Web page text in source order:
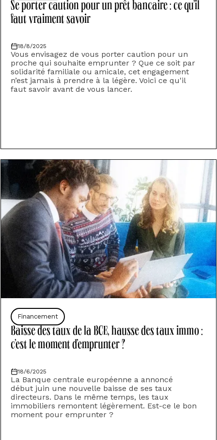
Se porter caution pour un prêt bancaire : ce qu’il
faut vraiment savoir
18/8/2025
Vous envisagez de vous porter caution pour un
proche qui souhaite emprunter ? Que ce soit par
solidarité familiale ou amicale, cet engagement
n’est jamais à prendre à la légère. Voici ce qu'il
faut savoir avant de vous lancer.
Financement
Baisse des taux de la BCE, hausse des taux immo :
c’est le moment d’emprunter ?
18/6/2025
La Banque centrale européenne a annoncé
début juin une nouvelle baisse de ses taux
directeurs. Dans le même temps, les taux
immobiliers remontent légèrement. Est-ce le bon
moment pour emprunter ?